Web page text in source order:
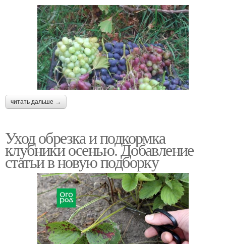
читать дальше →
Уход обрезка и подкормка
клубники осенью. Добавление
статьи в новую подборку